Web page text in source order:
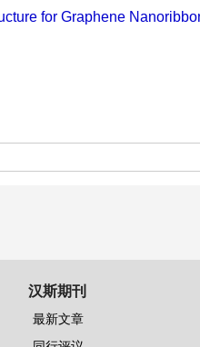
for Graphene
汉斯期刊
最新文章